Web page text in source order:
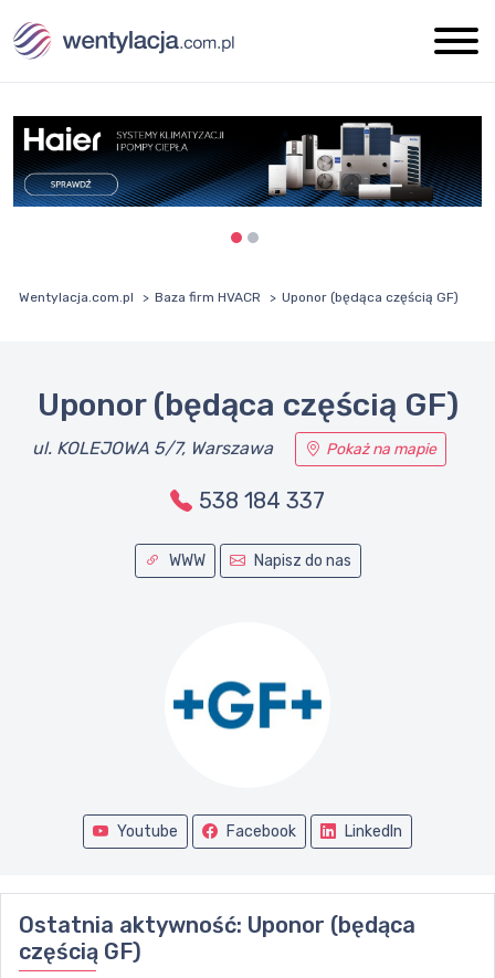
Wentylacja.com.pl Baza firm HVACR Uponor (będąca częścią GF)
Uponor (będąca częścią GF)
ul. KOLEJOWA 5/7, Warszawa Pokaż na mapie
538 184 337
WWW Napisz do nas
Youtube Facebook LinkedIn
Ostatnia aktywność: Uponor (będąca
częścią GF)